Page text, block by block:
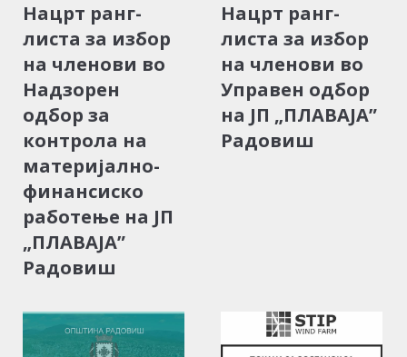
Нацрт ранг-
листа за избор
на членови во
Надзорен
одбор за
контрола на
материјално-
финансиско
работење на ЈП
„ПЛАВАЈА”
Радовиш
Нацрт ранг-
листа за избор
на членови во
Управен одбор
на ЈП „ПЛАВАЈА”
Радовиш